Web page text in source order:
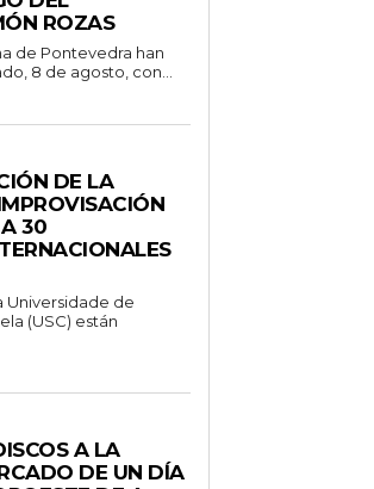
ROZAS
de Pontevedra han
8 de agosto, con...
DE LA
30
Universidade de
(USC) están
A LA
DE UN DÍA